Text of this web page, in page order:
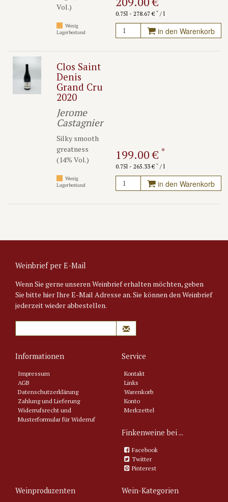
Vol.)
Wenig
Lagerbestand
0.75l - 278.67 € */ l
in den Warenkorb
Clos Saint
Denis
Grand Cru
2020
Jerome
Castagnier
Silky smooth
greatness
(14% Vol.)
Wenig
Lagerbestand
199.00 € *
0.75l - 265.33 € */ l
in den Warenkorb
Weinbrief per E-Mail
Wenn Sie gerne unseren Weinbrief erhalten möchten, geben
Sie bitte hier Ihre E-Mail Adresse an. Sie können den Weinbrief
jederzeit wieder abbestellen.
Informationen
Impressum
AGB
Datenschutzerklärung
Zahlung und Lieferung
Widerrufsrecht und
Musterformular für Widerruf
Service
Kontakt
Links
Warenkorb
Konto
Merkzettel
Finkenweine bei ...
Facebook
Twitter
Pinterest
Weinproduzenten Wein-Kategorien